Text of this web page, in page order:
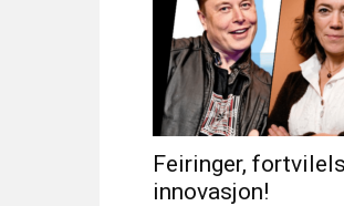
Feiringer,
innovasjon!